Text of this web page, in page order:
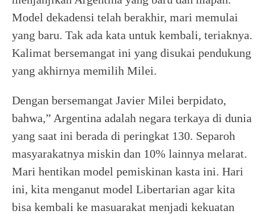
Model dekadensi telah berakhir, mari memulai
yang baru. Tak ada kata untuk kembali, teriaknya.
Kalimat bersemangat ini yang disukai pendukung
yang akhirnya memilih Milei.
Dengan bersemangat Javier Milei berpidato,
bahwa,” Argentina adalah negara terkaya di dunia
yang saat ini berada di peringkat 130. Separoh
masyarakatnya miskin dan 10% lainnya melarat.
Mari hentikan model pemiskinan kasta ini. Hari
ini, kita menganut model Libertarian agar kita
bisa kembali ke masuarakat menjadi kekuatan